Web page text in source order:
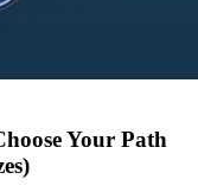
Your Path